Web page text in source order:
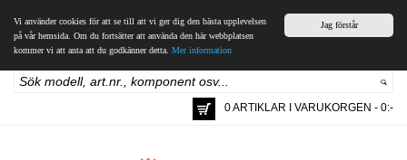
Jag förstår
Vi använder cookies för att se till att vi ger dig den bästa upplevelsen
på vår hemsida. Om du fortsätter att använda den här webbplatsen
kommer vi att anta att du godkänner detta. Mer information
0 ARTIKLAR I VARUKORGEN - 0:-